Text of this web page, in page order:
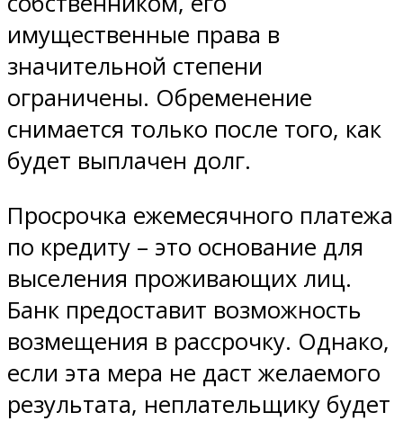
имущественные права в
значительной степени
ограничены. Обременение
снимается только после того, как
будет выплачен долг.
Просрочка ежемесячного платежа
по кредиту – это основание для
выселения проживающих лиц.
Банк предоставит возможность
возмещения в рассрочку. Однако,
если эта мера не даст желаемого
результата, неплательщику будет